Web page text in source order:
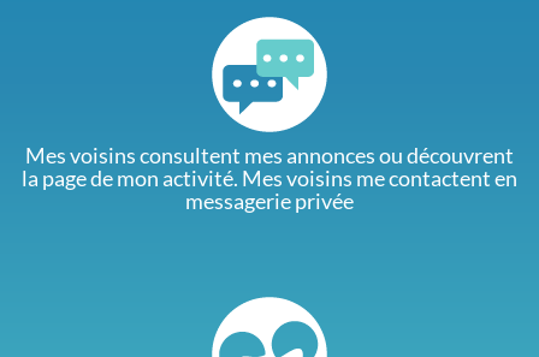
Mes voisins consultent mes annonces ou découvrent
la page de mon activité. Mes voisins me contactent en
messagerie privée